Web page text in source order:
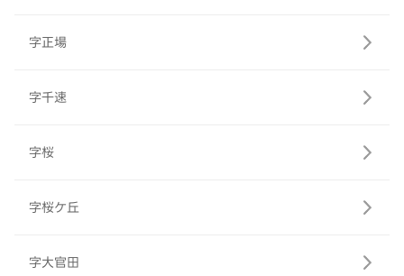
字正場
字千速
字桜
字桜ケ丘
字大官田